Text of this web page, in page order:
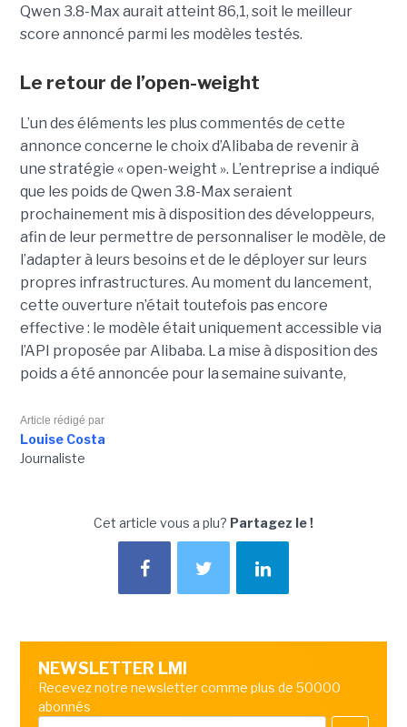
Qwen 3.8-Max aurait atteint 86,1, soit le meilleur
score annoncé parmi les modèles testés.
Le retour de l’open-weight
L’un des éléments les plus commentés de cette
annonce concerne le choix d’Alibaba de revenir à
une stratégie « open-weight ». L’entreprise a indiqué
que les poids de Qwen 3.8-Max seraient
prochainement mis à disposition des développeurs,
afin de leur permettre de personnaliser le modèle, de
l’adapter à leurs besoins et de le déployer sur leurs
propres infrastructures. Au moment du lancement,
cette ouverture n’était toutefois pas encore
effective : le modèle était uniquement accessible via
l’API proposée par Alibaba. La mise à disposition des
poids a été annoncée pour la semaine suivante,
Article rédigé par
Louise Costa
Journaliste
Cet article vous a plu? Partagez le !
NEWSLETTER LMI
Recevez notre newsletter comme plus de 50000
abonnés